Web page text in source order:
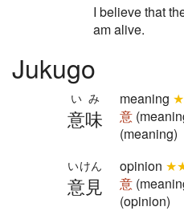
I believe that
am alive.
Jukugo
意味
いみ meaning
意
(meaning)
意見
いけん opinion
意
(opinion)